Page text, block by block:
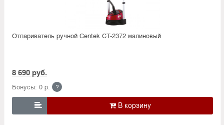
Отпариватель ручной Centek CT-2372 малиновый
8 690 руб.
Бонусы: 0 р. ?
